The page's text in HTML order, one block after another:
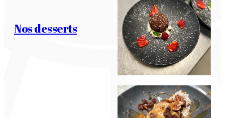
Nos desserts